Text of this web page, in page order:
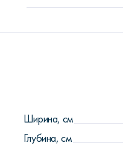
Ширина, см
Глубина, см